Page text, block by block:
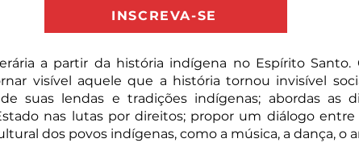
INSCREVA-SE
a partir da história indígena no Espírito
visível aquele que a história tornou invisível
suas lendas e tradições indígenas; abordas as
nas lutas por direitos; propor um diálogo
dos povos indígenas, como a música, a dança, o